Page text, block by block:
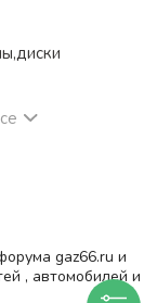
gaz66.ru и
, автомобилей и